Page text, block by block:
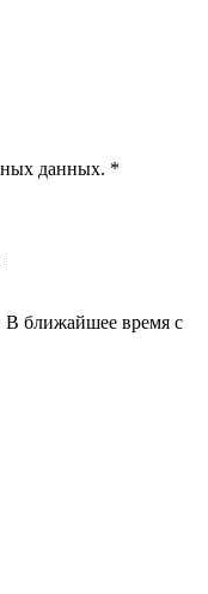
данных. *
В ближайшее время с